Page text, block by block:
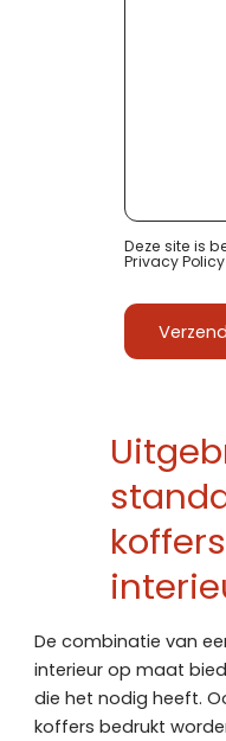
Deze site is
Privacy Policy
De combinatie van
interieur op maat
die het nodig heeft.
koffers bedrukt